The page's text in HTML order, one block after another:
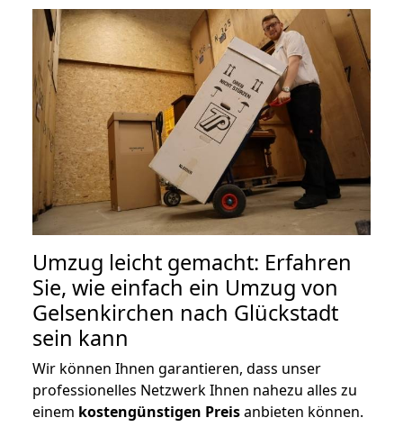
Umzug leicht gemacht: Erfahren
Sie, wie einfach ein Umzug von
Gelsenkirchen nach Glückstadt
sein kann
Wir können Ihnen garantieren, dass unser
professionelles Netzwerk Ihnen nahezu alles zu
einem kostengünstigen Preisanbieten können.